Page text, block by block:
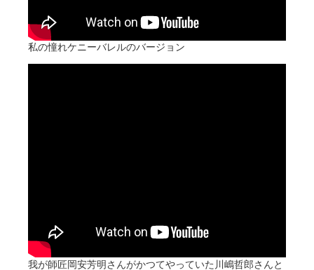
私の憧れケニーバレルのバージョン
我が師匠岡安芳明さんがかつてやっていた川嶋哲郎さんと